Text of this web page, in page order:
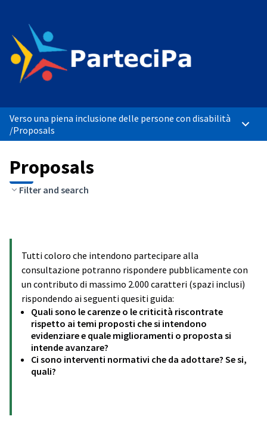
Verso una piena inclusione delle persone con disabilità
/Proposals Main
Proposals
Filter and search
Tutti coloro che intendono partecipare alla
consultazione potranno rispondere pubblicamente con
un contributo di massimo 2.000 caratteri (spazi inclusi)
rispondendo ai seguenti quesiti guida:
Quali sono le carenze o le criticità riscontrate
rispetto ai temi proposti che si intendono
evidenziare e quale miglioramenti o proposta si
intende avanzare?
Ci sono interventi normativi che da adottare? Se si,
quali?